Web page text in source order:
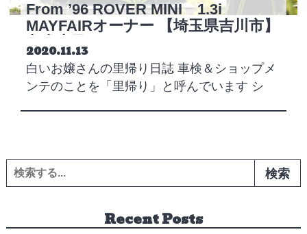
From ’96 ROVER MINI 1.3i
MAYFAIRオーナー 【埼玉県吉川市】
丸森圭子さん
Posted on
2020.11.13
白いお嬢さんの里帰り日誌 車検＆ショップメ
ンテのことを「里帰り」と呼んでいます シ
検索:
Recent Posts